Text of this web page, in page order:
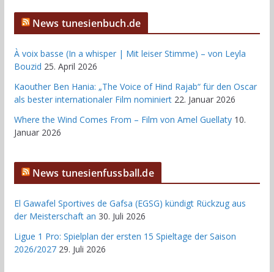
News tunesienbuch.de
À voix basse (In a whisper | Mit leiser Stimme) – von Leyla
Bouzid 25. April 2026
Kaouther Ben Hania: „The Voice of Hind Rajab“ für den Oscar
als bester internationaler Film nominiert 22. Januar 2026
Where the Wind Comes From – Film von Amel Guellaty 10.
Januar 2026
News tunesienfussball.de
El Gawafel Sportives de Gafsa (EGSG) kündigt Rückzug aus
der Meisterschaft an 30. Juli 2026
Ligue 1 Pro: Spielplan der ersten 15 Spieltage der Saison
2026/2027 29. Juli 2026